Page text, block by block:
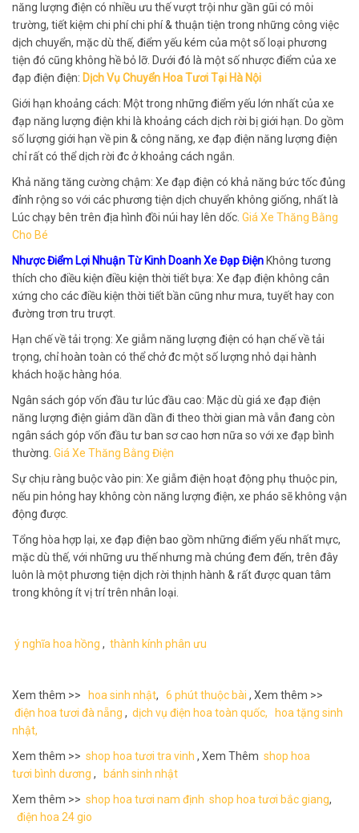
năng lượng điện có nhiều ưu thế vượt trội như gần gũi có môi
trường, tiết kiệm chi phí chi phí & thuận tiện trong những công việc
dịch chuyển, mặc dù thế, điểm yếu kém của một số loại phương
tiện đó cũng không hề bỏ lỡ. Dưới đó là một số nhược điểm của xe
đạp điện điện: Dịch Vụ Chuyển Hoa Tươi Tại Hà Nội
Giới hạn khoảng cách: Một trong những điểm yếu lớn nhất của xe
đạp năng lượng điện khi là khoảng cách dịch rời bị giới hạn. Do gồm
số lượng giới hạn về pin & công năng, xe đạp điện năng lượng điện
chỉ rất có thể dịch rời đc ở khoảng cách ngắn.
Khả năng tăng cường chậm: Xe đạp điện có khả năng bức tốc đủng
đỉnh rộng so với các phương tiện dịch chuyển không giống, nhất là
Lúc chạy bên trên địa hình đồi núi hay lên dốc. Giá Xe Thăng Bằng
Cho Bé
Nhược Điểm Lợi Nhuận Từ Kinh Doanh Xe Đạp Điện Không tương
thích cho điều kiện điều kiện thời tiết bựa: Xe đạp điện không cân
xứng cho các điều kiện thời tiết bần cũng như mưa, tuyết hay con
đường trơn tru trượt.
Hạn chế về tải trọng: Xe giẫm năng lượng điện có hạn chế về tải
trọng, chỉ hoàn toàn có thể chở đc một số lượng nhỏ dại hành
khách hoặc hàng hóa.
Ngân sách góp vốn đầu tư lúc đầu cao: Mặc dù giá xe đạp điện
năng lượng điện giảm dần dần đi theo thời gian mà vẫn đang còn
ngân sách góp vốn đầu tư ban sơ cao hơn nữa so với xe đạp bình
thường. Giá Xe Thăng Bằng Điện
Sự chịu ràng buộc vào pin: Xe giẫm điện hoạt động phụ thuộc pin,
nếu pin hỏng hay không còn năng lượng điện, xe pháo sẽ không vận
động được.
Tổng hòa hợp lại, xe đạp điện bao gồm những điểm yếu nhất mực,
mặc dù thế, với những ưu thế nhưng mà chúng đem đến, trên đây
luôn là một phương tiện dịch rời thịnh hành & rất được quan tâm
trong không ít vị trí trên nhân loại.
ý nghĩa hoa hồng , thành kính phân ưu
Xem thêm >> hoa sinh nhật, 6 phút thuộc bài , Xem thêm >>
điện hoa tươi đà nẵng , dịch vụ điện hoa toàn quốc,
hoa tặng sinh
nhật,
Xem thêm >> shop hoa tươi tra vinh , Xem Thêm shop hoa
tươi bình dương ,
bánh sinh nhật
Xem thêm >> shop hoa tươi nam định shop hoa tươi bắc giang,
điện hoa 24 gio